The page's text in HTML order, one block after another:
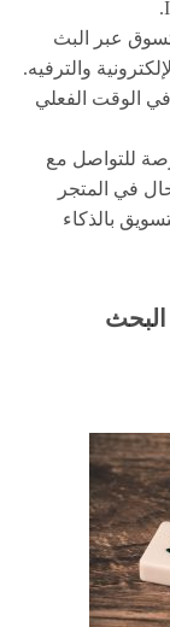
عبر البث
والترفيه.
الوقت الفعلي
للتواصل مع
في المتجر
بالذكاء